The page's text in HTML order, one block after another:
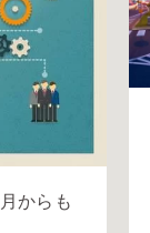
からも